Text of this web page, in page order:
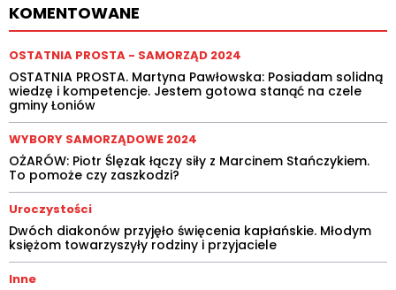
KOMENTOWANE
OSTATNIA PROSTA - SAMORZĄD 2024
OSTATNIA PROSTA. Martyna Pawłowska: Posiadam solidną
wiedzę i kompetencje. Jestem gotowa stanąć na czele
gminy Łoniów
WYBORY SAMORZĄDOWE 2024
OŻARÓW: Piotr Ślęzak łączy siły z Marcinem Stańczykiem.
To pomoże czy zaszkodzi?
Uroczystości
Dwóch diakonów przyjęło święcenia kapłańskie. Młodym
księżom towarzyszyły rodziny i przyjaciele
Inne